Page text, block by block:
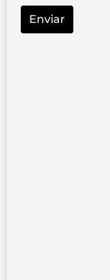
Enviar